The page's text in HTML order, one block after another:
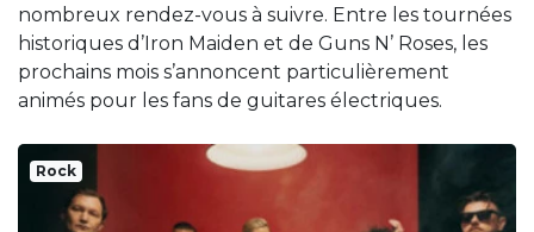
nombreux rendez-vous à suivre. Entre les tournées
historiques d’Iron Maiden et de Guns N’ Roses, les
prochains mois s’annoncent particulièrement
animés pour les fans de guitares électriques.
Rock